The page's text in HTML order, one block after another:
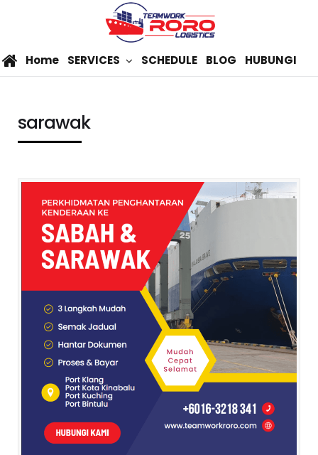
Home SERVICES SCHEDULE BLOG HUBUNGI
sarawak